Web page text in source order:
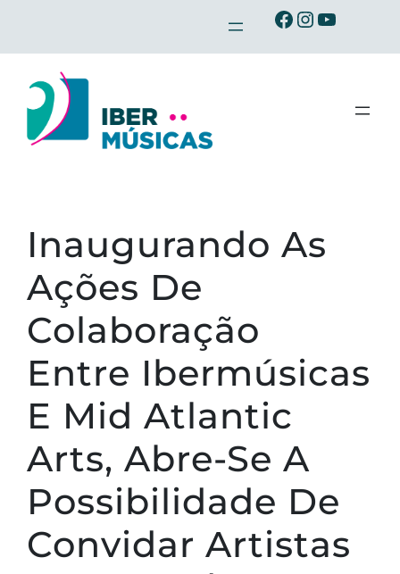
o
conteúdo
Ibermusicas no Facebook
Ibermusicas no Instagram
Ibermusicas no Youtube
Inaugurando As
Ações De
Colaboração
Entre Ibermúsicas
E Mid Atlantic
Arts, Abre-Se A
Possibilidade De
Convidar Artistas